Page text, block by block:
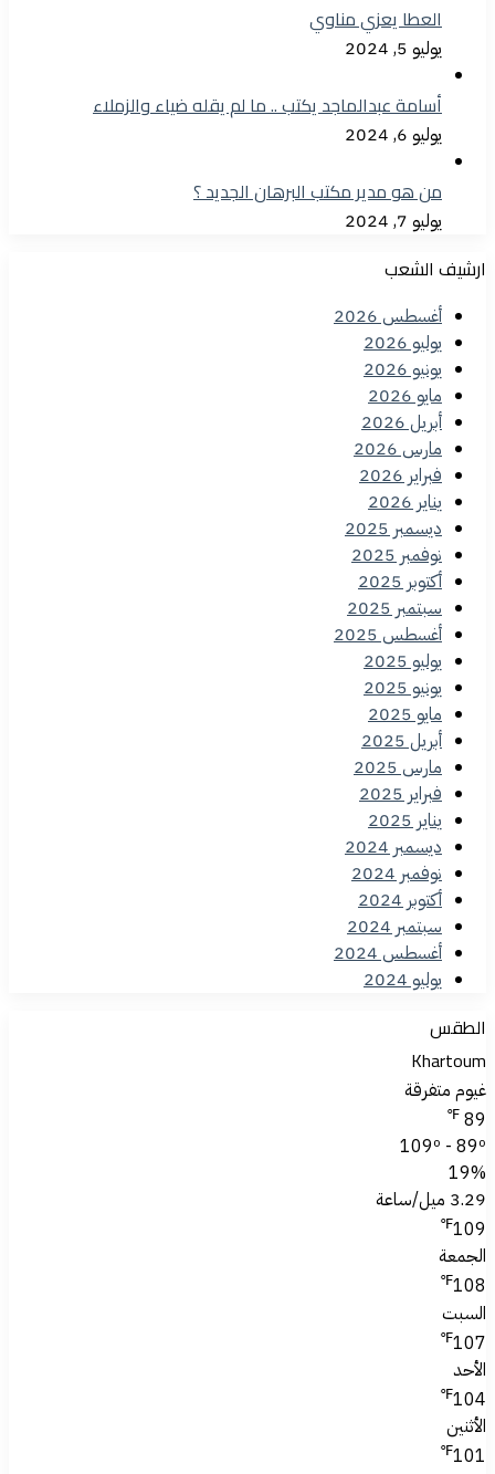
العطا يعزي مناوي
يوليو 5, 2024
أسامة عبدالماجد يكتب .. ما لم يقله ضياء والزملاء
يوليو 6, 2024
من هو مدير مكتب البرهان الجديد ؟
يوليو 7, 2024
ارشيف الشعب
أغسطس 2026
يوليو 2026
يونيو 2026
مايو 2026
أبريل 2026
مارس 2026
فبراير 2026
يناير 2026
ديسمبر 2025
نوفمبر 2025
أكتوبر 2025
سبتمبر 2025
أغسطس 2025
يوليو 2025
يونيو 2025
مايو 2025
أبريل 2025
مارس 2025
فبراير 2025
يناير 2025
ديسمبر 2024
نوفمبر 2024
أكتوبر 2024
سبتمبر 2024
أغسطس 2024
يوليو 2024
الطقس
Khartoum
غيوم متفرقة
89
℉
109º - 89º
19%
3.29 ميل/ساعة
109
℉
الجمعة
108
℉
السبت
107
℉
الأحد
104
℉
الأثنين
101
℉